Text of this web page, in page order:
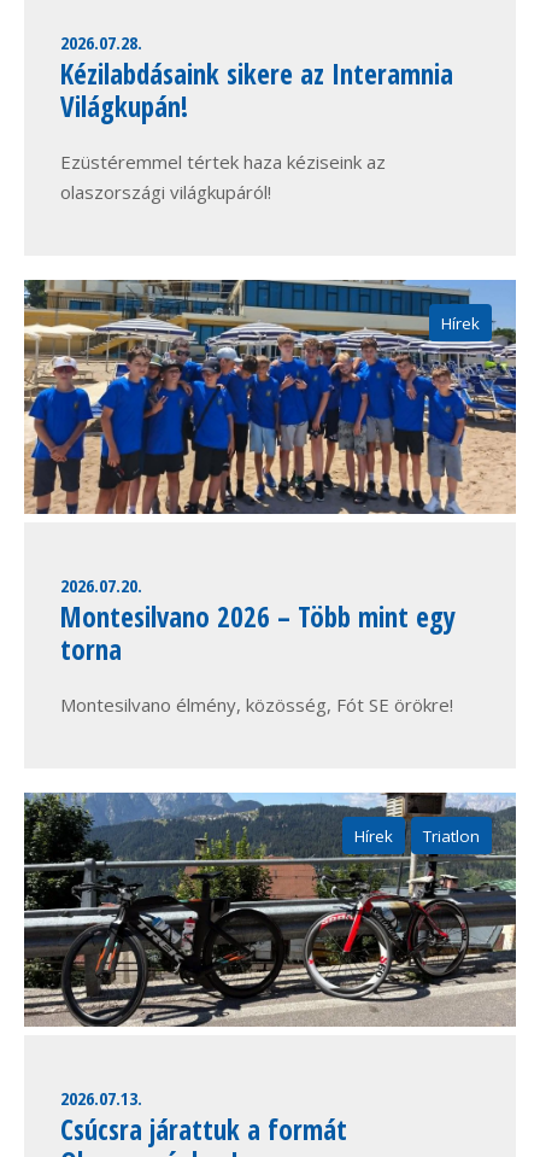
2026.07.28.
Kézilabdásaink sikere az Interamnia
Világkupán!
Ezüstéremmel tértek haza kéziseink az
olaszországi világkupáról!
Hírek
2026.07.20.
Montesilvano 2026 – Több mint egy
torna
Montesilvano élmény, közösség, Fót SE örökre!
Hírek Triatlon
2026.07.13.
Csúcsra járattuk a formát